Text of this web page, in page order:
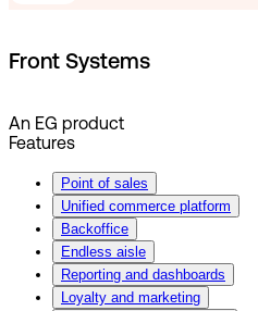
Front Systems
An EG product
Features
Point of sales
Unified commerce platform
Backoffice
Endless aisle
Reporting and dashboards
Loyalty and marketing